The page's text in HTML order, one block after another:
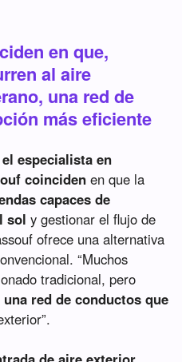
en que,
al aire
una red de
más eficiente
especialista en
coinciden en que la
capaces de
sol y gestionar el flujo de
ofrece una alternativa
“Muchos
tradicional, pero
una red de conductos que